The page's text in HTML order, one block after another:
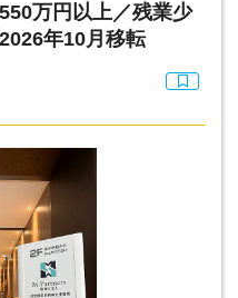
万円以上／残業少
年10月移転